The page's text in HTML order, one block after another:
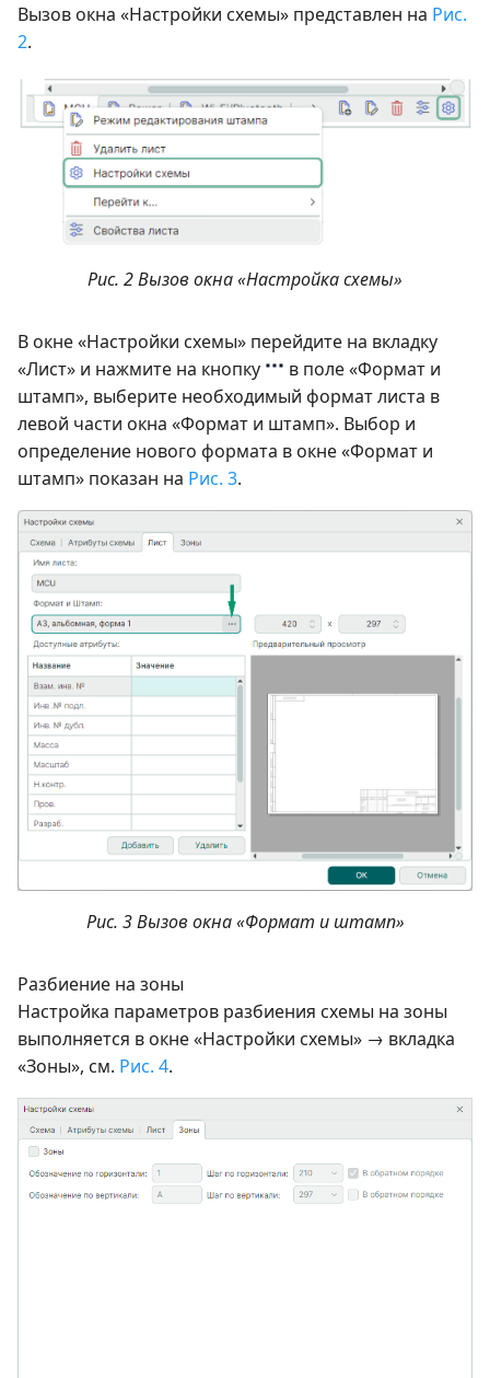
Вызов окна «Настройки схемы» представлен на Рис.
2.
Рис. 2 Вызов окна «Настройка схемы»
В окне «Настройки схемы» перейдите на вкладку
«Лист» и нажмите на кнопку
в поле «Формат и
штамп», выберите необходимый формат листа в
левой части окна «Формат и штамп». Выбор и
определение нового формата в окне «Формат и
штамп» показан на Рис. 3.
Рис. 3 Вызов окна «Формат и штамп»
Разбиение на зоны
Настройка параметров разбиения схемы на зоны
выполняется в окне «Настройки схемы» → вкладка
«Зоны», см. Рис. 4.